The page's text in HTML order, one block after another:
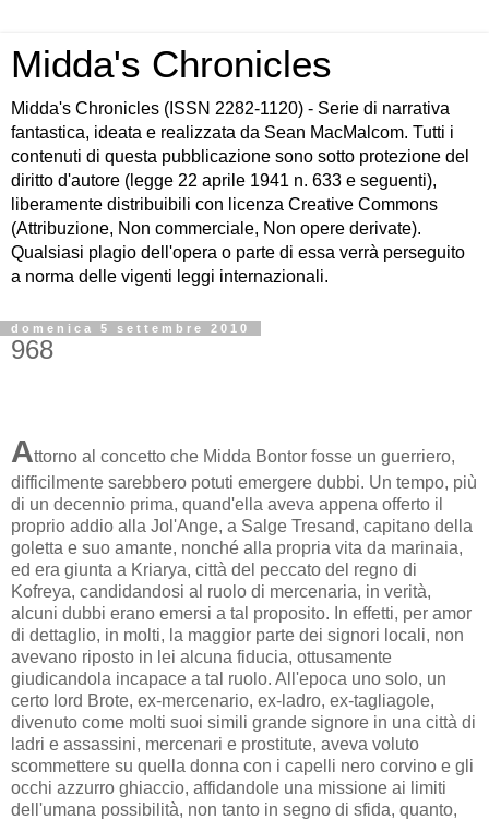
Midda's Chronicles
Midda's Chronicles (ISSN 2282-1120) - Serie di narrativa
fantastica, ideata e realizzata da Sean MacMalcom. Tutti i
contenuti di questa pubblicazione sono sotto protezione del
diritto d'autore (legge 22 aprile 1941 n. 633 e seguenti),
liberamente distribuibili con licenza Creative Commons
(Attribuzione, Non commerciale, Non opere derivate).
Qualsiasi plagio dell'opera o parte di essa verrà perseguito
a norma delle vigenti leggi internazionali.
domenica 5 settembre 2010
968
Attorno al concetto che Midda Bontor fosse un guerriero,
difficilmente sarebbero potuti emergere dubbi. Un tempo, più
di un decennio prima, quand'ella aveva appena offerto il
proprio addio alla Jol'Ange, a Salge Tresand, capitano della
goletta e suo amante, nonché alla propria vita da marinaia,
ed era giunta a Kriarya, città del peccato del regno di
Kofreya, candidandosi al ruolo di mercenaria, in verità,
alcuni dubbi erano emersi a tal proposito. In effetti, per amor
di dettaglio, in molti, la maggior parte dei signori locali, non
avevano riposto in lei alcuna fiducia, ottusamente
giudicandola incapace a tal ruolo. All'epoca uno solo, un
certo lord Brote, ex-mercenario, ex-ladro, ex-tagliagole,
divenuto come molti suoi simili grande signore in una città di
ladri e assassini, mercenari e prostitute, aveva voluto
scommettere su quella donna con i capelli nero corvino e gli
occhi azzurro ghiaccio, affidandole una missione ai limiti
dell'umana possibilità, non tanto in segno di sfida, quanto,